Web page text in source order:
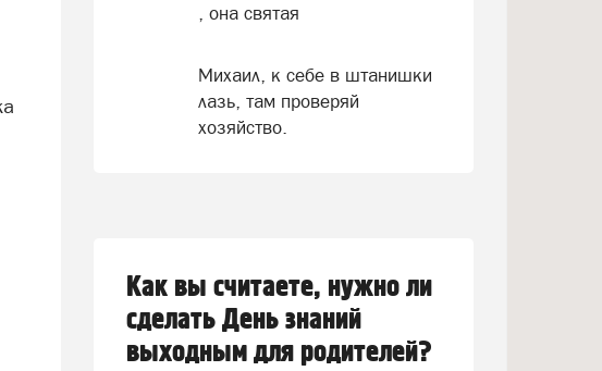
, она святая
Михаил, к себе в штанишки
лазь, там проверяй
хозяйство.
Как вы считаете, нужно ли
сделать День знаний
выходным для родителей?